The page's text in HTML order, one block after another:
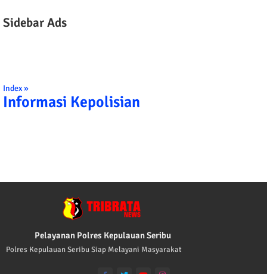
Sidebar Ads
Index »
Informasi Kepolisian
Pelayanan Polres Kepulauan Seribu
Polres Kepulauan Seribu Siap Melayani Masyarakat